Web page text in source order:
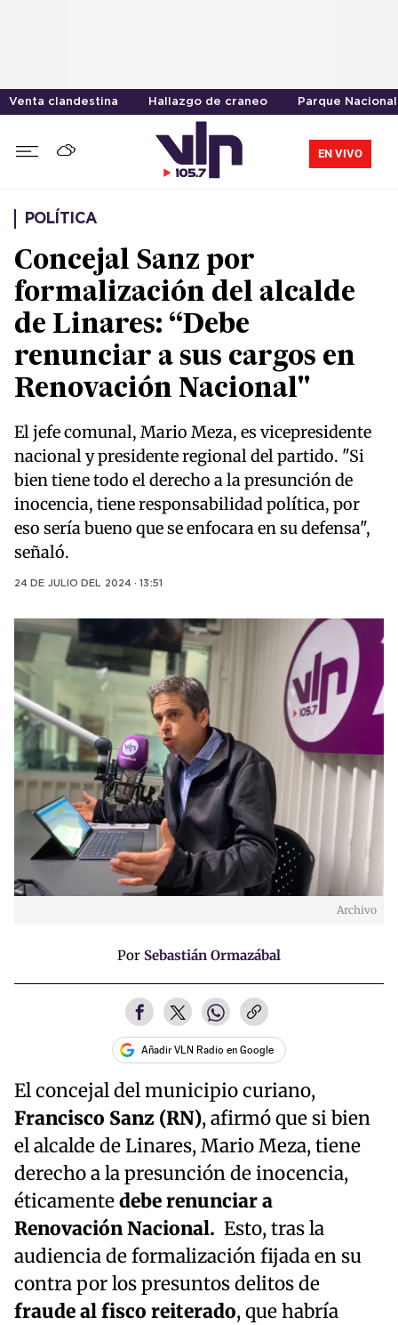
Venta clandestina Hallazgo de craneo Parque
EN VIVO
POLÍTICA
Concejal Sanz por
formalización del alcalde
de Linares: “Debe
renunciar a sus cargos en
Renovación Nacional"
El jefe comunal, Mario Meza, es vicepresidente
nacional y presidente regional del partido. "Si
bien tiene todo el derecho a la presunción de
inocencia, tiene responsabilidad política, por
eso sería bueno que se enfocara en su defensa",
señaló.
24 DE JULIO DEL 2024 · 13:51
Archivo
Por Sebastián Ormazábal
Añadir VLN Radio en Google
El concejal del municipio curiano,
Francisco Sanz (RN), afirmó que si bien
el alcalde de Linares, Mario Meza, tiene
derecho a la presunción de inocencia,
éticamentedebe renunciar a
Renovación Nacional. Esto, tras la
audiencia de formalización fijada en su
contra por los presuntos delitos de
fraude al fisco reiterado, que habría